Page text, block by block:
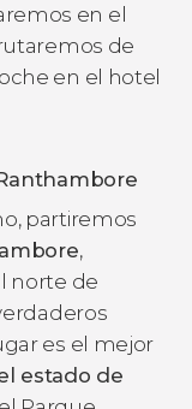
en el
de
en el hotel
partiremos
,
norte de
es el mejor
estado de